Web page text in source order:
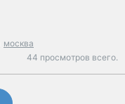
москва
44 просмотров всего.